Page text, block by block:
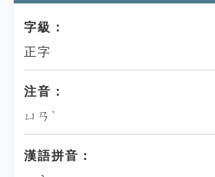
字級：
正字
注音：
ㄩㄢˋ
漢語拼音：